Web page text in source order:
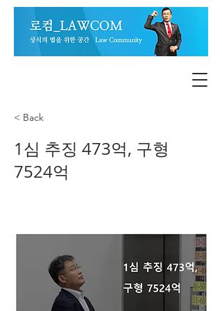
< Back
1심 추징 473억, 구형
7524억